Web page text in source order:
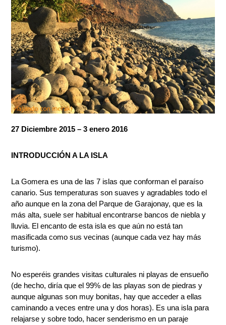
27 Diciembre 2015 – 3 enero 2016
INTRODUCCIÓN A LA ISLA
La Gomera es una de las 7 islas que conforman el paraíso
canario. Sus temperaturas son suaves y agradables todo el
año aunque en la zona del Parque de Garajonay, que es la
más alta, suele ser habitual encontrarse bancos de niebla y
lluvia. El encanto de esta isla es que aún no está tan
masificada como sus vecinas (aunque cada vez hay más
turismo).
No esperéis grandes visitas culturales ni playas de ensueño
(de hecho, diría que el 99% de las playas son de piedras y
aunque algunas son muy bonitas, hay que acceder a ellas
caminando a veces entre una y dos horas). Es una isla para
relajarse y sobre todo, hacer senderismo en un paraje